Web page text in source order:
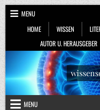
Skip
to
content
MENU
HOME
WISSEN
AUTOR U. HERAUSGEBER
MENU